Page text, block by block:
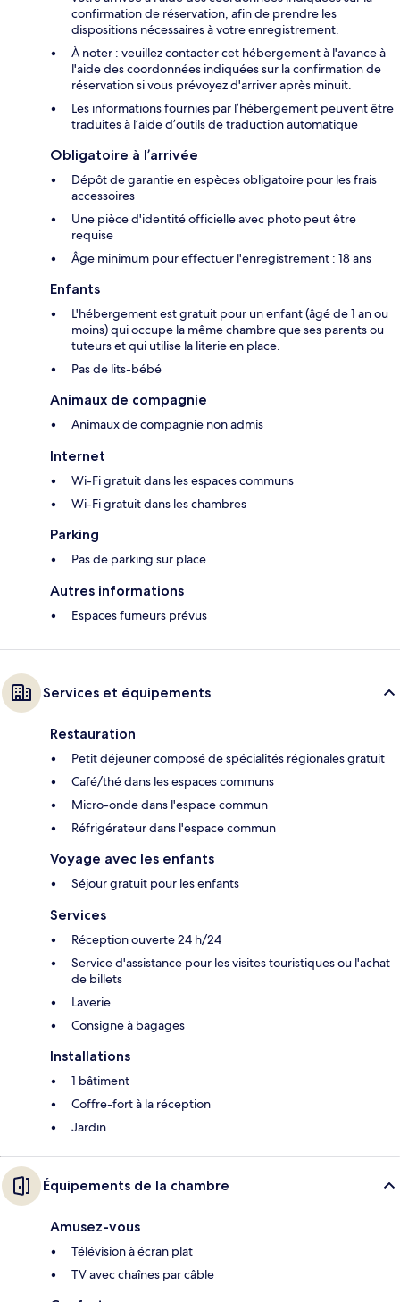
confirmation de réservation, afin de prendre les
dispositions nécessaires à votre enregistrement.
À noter : veuillez contacter cet hébergement à l'avance à
l'aide des coordonnées indiquées sur la confirmation de
réservation si vous prévoyez d'arriver après minuit.
Les informations fournies par l’hébergement peuvent être
traduites à l’aide d’outils de traduction automatique
Obligatoire à l’arrivée
Dépôt de garantie en espèces obligatoire pour les frais
accessoires
Une pièce d'identité officielle avec photo peut être
requise
Âge minimum pour effectuer l'enregistrement : 18 ans
Enfants
L'hébergement est gratuit pour un enfant (âgé de 1 an ou
moins) qui occupe la même chambre que ses parents ou
tuteurs et qui utilise la literie en place.
Pas de lits-bébé
Animaux de compagnie
Animaux de compagnie non admis
Internet
Wi-Fi gratuit dans les espaces communs
Wi-Fi gratuit dans les chambres
Parking
Pas de parking sur place
Autres informations
Espaces fumeurs prévus
Services et équipements
Restauration
Petit déjeuner composé de spécialités régionales gratuit
Café/thé dans les espaces communs
Micro-onde dans l'espace commun
Réfrigérateur dans l'espace commun
Voyage avec les enfants
Séjour gratuit pour les enfants
Services
Réception ouverte 24 h/24
Service d'assistance pour les visites touristiques ou l'achat
de billets
Laverie
Consigne à bagages
Installations
1 bâtiment
Coffre-fort à la réception
Jardin
Équipements de la chambre
Amusez-vous
Télévision à écran plat
TV avec chaînes par câble